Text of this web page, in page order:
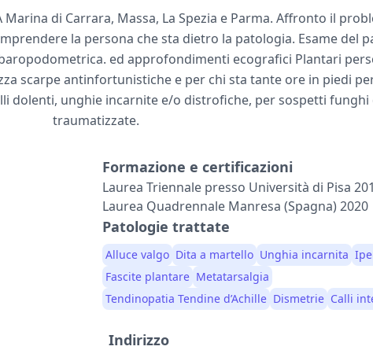
di Carrara, Massa, La Spezia e Parma. Affronto il
la persona che sta dietro la patologia. Esame del
ed approfondimenti ecografici Plantari
scarpe antinfortunistiche e per chi sta tante ore in piedi
dolenti, unghie incarnite e/o distrofiche, per sospetti funghi
traumatizzate.
Formazione e certificazioni
Laurea Triennale presso Università di Pisa
Laurea Quadrennale Manresa (Spagna) 2020
Patologie trattate
Alluce valgo Dita a martello Unghia incarnita
Fascite plantare Metatarsalgia
Tendinopatia Tendine d’Achille Dismetrie Calli
Indirizzo